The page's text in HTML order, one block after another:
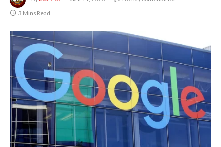
3 Mins Read